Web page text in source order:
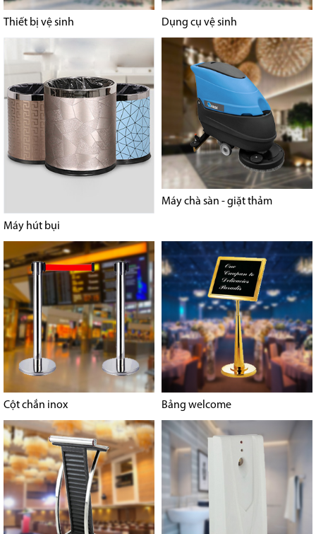
Thiết bị vệ sinh Dụng cụ vệ sinh
Máy hút bụi
Máy chà sàn - giặt thảm
Cột chắn inox Bảng welcome